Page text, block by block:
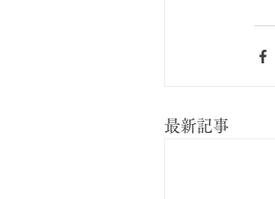
最新記事